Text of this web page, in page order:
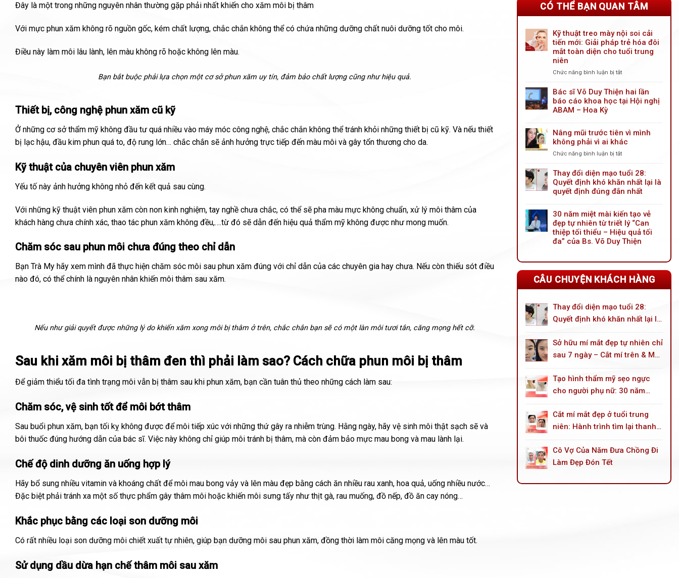
Đây là một trong những nguyên nhân thường gặp phải nhất khiến cho xăm môi bị thâm
Với mực phun xăm không rõ nguồn gốc, kém chất lượng, chắc chắn không thể có chứa những dưỡng chất nuôi dưỡng tốt cho môi.
Điều này làm môi lâu lành, lên màu không rõ hoặc không lên màu.
Bạn bắt buộc phải lựa chọn một cơ sở phun xăm uy tín, đảm bảo chất lượng cũng như hiệu quả.
Thiết bị, công nghệ phun xăm cũ kỹ
Ở những cơ sở thẩm mỹ không đầu tư quá nhiều vào máy móc công nghệ, chắc chắn không thể tránh khỏi những thiết bị cũ kỹ. Và nếu thiết
bị lạc hậu, đầu kim phun quá to, độ rung lớn… chắc chắn sẽ ảnh hưởng trực tiếp đến màu môi và gây tổn thương cho da.
Kỹ thuật của chuyên viên phun xăm
Yếu tố này ảnh hưởng không nhỏ đến kết quả sau cùng.
Với những kỹ thuật viên phun xăm còn non kinh nghiệm, tay nghề chưa chắc, có thể sẽ pha màu mực không chuẩn, xử lý môi thâm của
khách hàng chưa chính xác, thao tác phun xăm không đều,….từ đó sẽ dẫn đến hiệu quả thẩm mỹ không được như mong muốn.
Chăm sóc sau phun môi chưa đúng theo chỉ dẫn
Bạn Trà My hãy xem mình đã thực hiện chăm sóc môi sau phun xăm đúng với chỉ dẫn của các chuyên gia hay chưa. Nếu còn thiếu sót điều
nào đó, có thể chính là nguyên nhân khiến môi thâm sau xăm.
Nếu như giải quyết được những lý do khiến xăm xong môi bị thâm ở trên, chắc chắn bạn sẽ có một làn môi tươi tắn, căng mọng hết cỡ.
Sau khi xăm môi bị thâm đen thì phải làm sao? Cách chữa phun môi bị thâm
Để giảm thiểu tối đa tình trạng môi vẫn bị thâm sau khi phun xăm, bạn cần tuân thủ theo những cách làm sau:
Chăm sóc, vệ sinh tốt để môi bớt thâm
Sau buổi phun xăm, bạn tối kỵ không được để môi tiếp xúc với những thứ gây ra nhiễm trùng. Hằng ngày, hãy vệ sinh môi thật sạch sẽ và
bôi thuốc đúng hướng dẫn của bác sĩ. Việc này không chỉ giúp môi tránh bị thâm, mà còn đảm bảo mực mau bong và mau lành lại.
Chế độ dinh dưỡng ăn uống hợp lý
Hãy bổ sung nhiều vitamin và khoáng chất để môi mau bong vảy và lên màu đẹp bằng cách ăn nhiều rau xanh, hoa quả, uống nhiều nước…
Đặc biệt phải tránh xa một số thực phẩm gây thâm môi hoặc khiến môi sưng tấy như thịt gà, rau muống, đồ nếp, đồ ăn cay nóng…
Khắc phục bằng các loại son dưỡng môi
Có rất nhiều loại son dưỡng môi chiết xuất tự nhiên, giúp bạn dưỡng môi sau phun xăm, đồng thời làm môi căng mọng và lên màu tốt.
Sử dụng dầu dừa hạn chế thâm môi sau xăm
CÓ THỂ BẠN QUAN TÂM
Kỹ thuật treo mày nội soi cải
tiến mới: Giải pháp trẻ hóa đôi
mắt toàn diện cho tuổi trung
niên
Chức năng bình luận bị tắt
thuật
treo
mày
cải
tiến
trẻ
hóa
đôi
toàn
diện
cho
tuổi
trung
Bác sĩ Võ Duy Thiện hai lần
báo cáo khoa học tại Hội nghị
ABAM – Hoa Kỳ
Nâng mũi trước tiên vì mình
không phải vì ai khác
Chức năng bình luận bị tắt
mũi
trước
không
phải
vì
ai
Thay đổi diện mạo tuổi 28:
Quyết định khó khăn nhất lại là
quyết định đúng đắn nhất
30 năm miệt mài kiến tạo vẻ
đẹp tự nhiên từ triết lý “Can
thiệp tối thiểu – Hiệu quả tối
đa” của Bs. Võ Duy Thiện
CÂU CHUYỆN KHÁCH HÀNG
Thay đổi diện mạo tuổi 28:
Quyết định khó khăn nhất lại là
Sở hữu mí mắt đẹp tự nhiên chỉ
sau 7 ngày – Cắt mí trên & Mở
Tạo hình thẩm mỹ sẹo ngực
cho người phụ nữ: 30 năm
nạn bỏng dầu hoả
Cắt mí mắt đẹp ở tuổi trung
niên: Hành trình tìm lại thanh
Cô Vợ Của Năm Đưa Chồng Đi
Làm Đẹp Đón Tết